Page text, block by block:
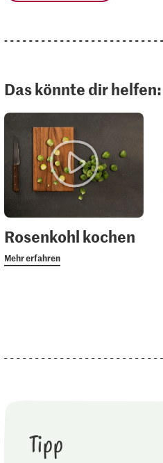
Das könnte dir helfen:
Rosenkohl kochen
Mehr erfahren
Tipp